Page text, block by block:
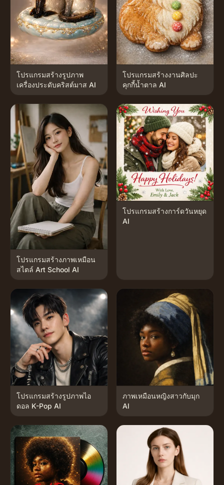
โปรแกรมสร้างรูปภาพ
เครื่องประดับคริสต์มาส AI
โปรแกรมสร้างงานศิลปะ
คุกกี้น้ำตาล AI
โปรแกรมสร้างภาพเหมือน
สไตล์ Art School AI
โปรแกรมสร้างการ์ดวันหยุด
AI
โปรแกรมสร้างรูปภาพไอ
ดอล K-Pop AI
ภาพเหมือนหญิงสาวกับมุก
AI